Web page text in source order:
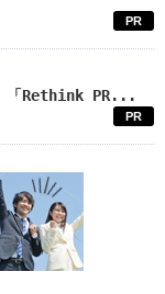
PR
「Rethink PR...
PR